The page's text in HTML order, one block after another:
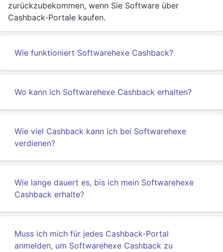
zurückzubekommen, wenn Sie Software über
Cashback-Portale kaufen.
Wie funktioniert Softwarehexe Cashback?
Wo kann ich Softwarehexe Cashback erhalten?
Wie viel Cashback kann ich bei Softwarehexe
verdienen?
Wie lange dauert es, bis ich mein Softwarehexe
Cashback erhalte?
Muss ich mich für jedes Cashback-Portal
anmelden, um Softwarehexe Cashback zu